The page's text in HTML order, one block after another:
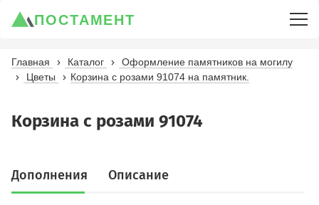
ПОСТАМЕНТ
Главная Каталог
Оформление памятников на могилу
Цветы
Корзина с розами 91074 на памятник.
Корзина с розами 91074
Дополнения Описание